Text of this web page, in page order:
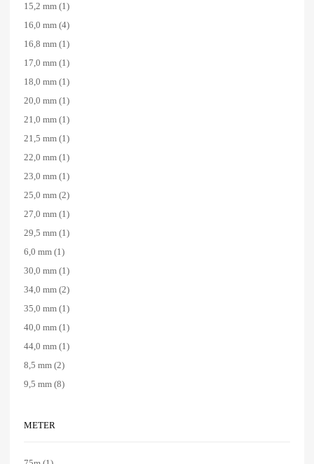
15,2 mm (1)
16,0 mm (4)
16,8 mm (1)
17,0 mm (1)
18,0 mm (1)
20,0 mm (1)
21,0 mm (1)
21,5 mm (1)
22,0 mm (1)
23,0 mm (1)
25,0 mm (2)
27,0 mm (1)
29,5 mm (1)
6,0 mm (1)
30,0 mm (1)
34,0 mm (2)
35,0 mm (1)
40,0 mm (1)
44,0 mm (1)
8,5 mm (2)
9,5 mm (8)
METER